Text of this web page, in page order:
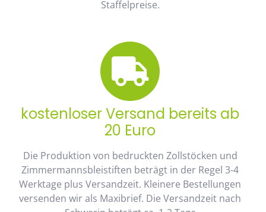
Staffelpreise.
kostenloser Versand bereits ab
20 Euro
Die Produktion von bedruckten Zollstöcken und
Zimmermannsbleistiften beträgt in der Regel 3-4
Werktage plus Versandzeit. Kleinere Bestellungen
versenden wir als Maxibrief. Die Versandzeit nach